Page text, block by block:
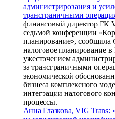
администрирования и
трансграничными
финансовый директор ГК
седьмой конференции
планирование», сообщила
налоговое планирование в
ужесточением
за трансграничными
экономической
бизнеса комплексного
интеграции налогового
процессы.
Анна Глазкова, VIG Trans: